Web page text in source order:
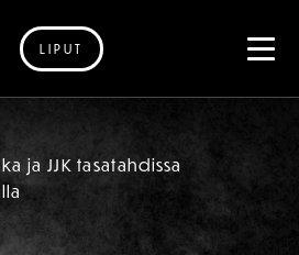
LIPUT
ja JJK tasatahdissa